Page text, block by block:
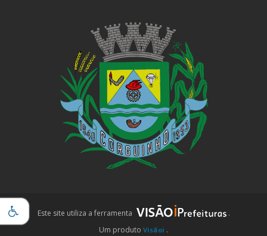
Este site utiliza a ferramenta
.
Um produto Visãoi .